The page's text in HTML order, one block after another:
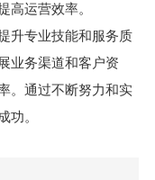
高运营效率。
升专业技能和服务质
业务渠道和客户资
。通过不断努力和实
功。